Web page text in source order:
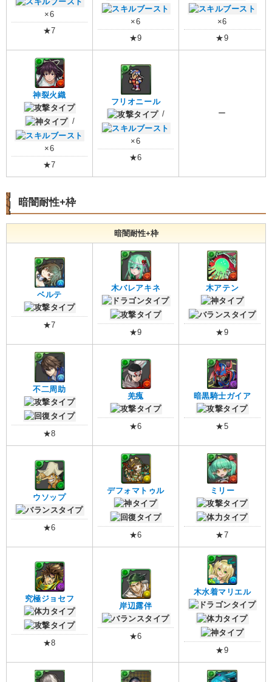
×6
★7
×6
★9
×6
★9
神裂火織
/
×6
★7
フリオニール
/
×6
★6
ー
暗闇耐性+枠
暗闇耐性+枠
ベルテ
★7
木バレアキネ
★9
木アテン
★9
不二周助
★8
羌瘣
★6
暗黒騎士ガイア
★5
ウソップ
★6
デフォマトゥル
★6
ミリー
★7
究極ジョセフ
★8
岸辺露伴
★6
木水着マリエル
★9